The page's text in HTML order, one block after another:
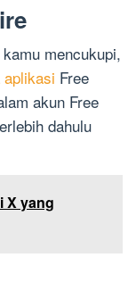
mencukupi,
aplikasi Free
akun Free
dahulu
X yang